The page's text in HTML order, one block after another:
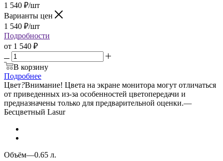
1 540 ₽/шт
Варианты цен
1 540 ₽/шт
Подробности
от 1 540 ₽
В корзину
Подробнее
Цвет?Внимание! Цвета на экране монитора могут отличаться
от приведенных из-за особенностей цветопередачи и
предназначены только для предварительной оценки.—
Бесцветный Lasur
Объём—0.65 л.